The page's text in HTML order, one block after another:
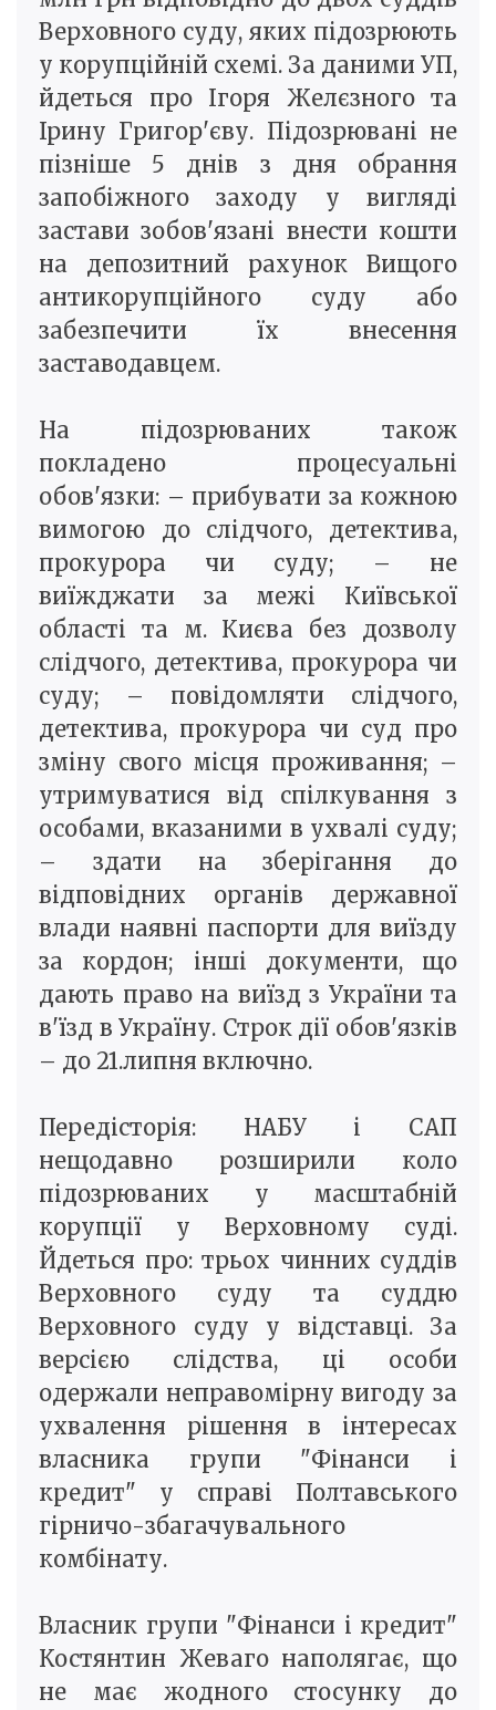
Верховного суду, яких підозрюють
у корупційній схемі. За даними УП,
йдеться про Ігоря Желєзного та
Ірину Григор'єву. Підозрювані не
пізніше 5 днів з дня обрання
запобіжного заходу у вигляді
застави зобов'язані внести кошти
на депозитний рахунок Вищого
антикорупційного суду або
забезпечити їх внесення
заставодавцем.
На підозрюваних також
покладено процесуальні
обов'язки: – прибувати за кожною
вимогою до слідчого, детектива,
прокурора чи суду; – не
виїжджати за межі Київської
області та м. Києва без дозволу
слідчого, детектива, прокурора чи
суду; – повідомляти слідчого,
детектива, прокурора чи суд про
зміну свого місця проживання; –
утримуватися від спілкування з
особами, вказаними в ухвалі суду;
– здати на зберігання до
відповідних органів державної
влади наявні паспорти для виїзду
за кордон; інші документи, що
дають право на виїзд з України та
в'їзд в Україну. Строк дії обов'язків
– до 21.липня включно.
Передісторія: НАБУ і САП
нещодавно розширили коло
підозрюваних у масштабній
корупції у Верховному суді.
Йдеться про: трьох чинних суддів
Верховного суду та суддю
Верховного суду у відставці. За
версією слідства, ці особи
одержали неправомірну вигоду за
ухвалення рішення в інтересах
власника групи "Фінанси і
кредит" у справі Полтавського
гірничо-збагачувального
комбінату.
Власник групи "Фінанси і кредит"
Костянтин Жеваго наполягає, що
не має жодного стосунку до